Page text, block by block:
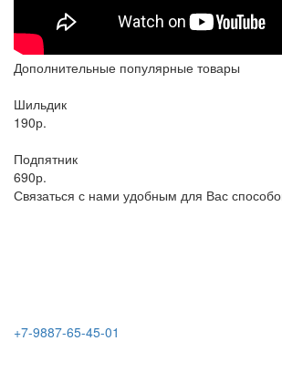
Дополнительные популярные товары
Шильдик
190р.
Подпятник
690р.
Связаться с нами удобным для Вас
+7-9887-65-45-01